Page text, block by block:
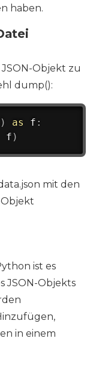
haben.
Objekt zu
dump():
) as f :
f )
mit den
ist es
JSON-Objekts
in einem